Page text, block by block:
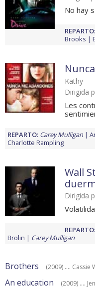
No hay
REPARTO:
Brooks
Kathy
Dirigida
Les
REPARTO: Carey Mulligan
Charlotte Rampling
Wall
Dirigida
REPARTO:
Brolin
Carey Mulligan
Brothers (2009) .... Cassie
An education (2009) ....